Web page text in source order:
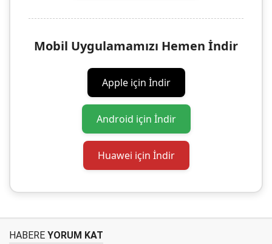
Mobil Uygulamamızı Hemen İndir
Apple için İndir
Android için İndir
Huawei için İndir
HABERE YORUM KAT